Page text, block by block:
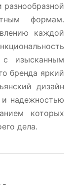
разнообразной
формам.
каждой
с изысканным
бренда яркий
дизайн
надежностью
которых
дела.